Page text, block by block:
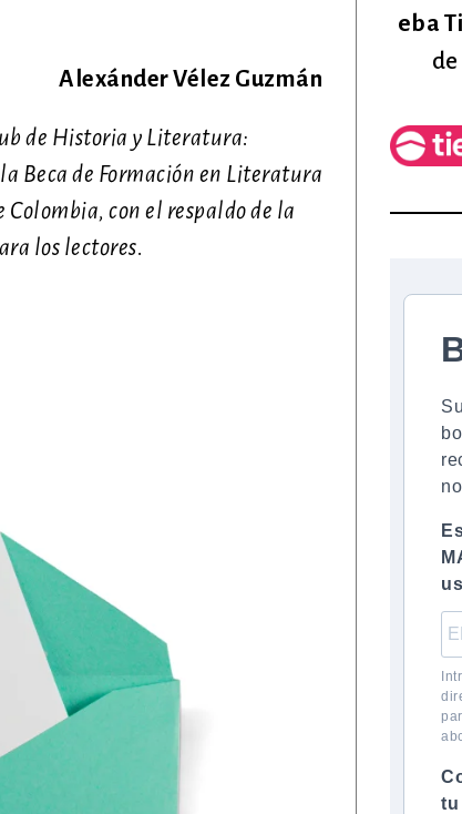
Alexánder Vélez Guzmán
de Historia y Literatura:
Beca de Formación en Literatura
con el respaldo de la
los lectores.
eba
tu